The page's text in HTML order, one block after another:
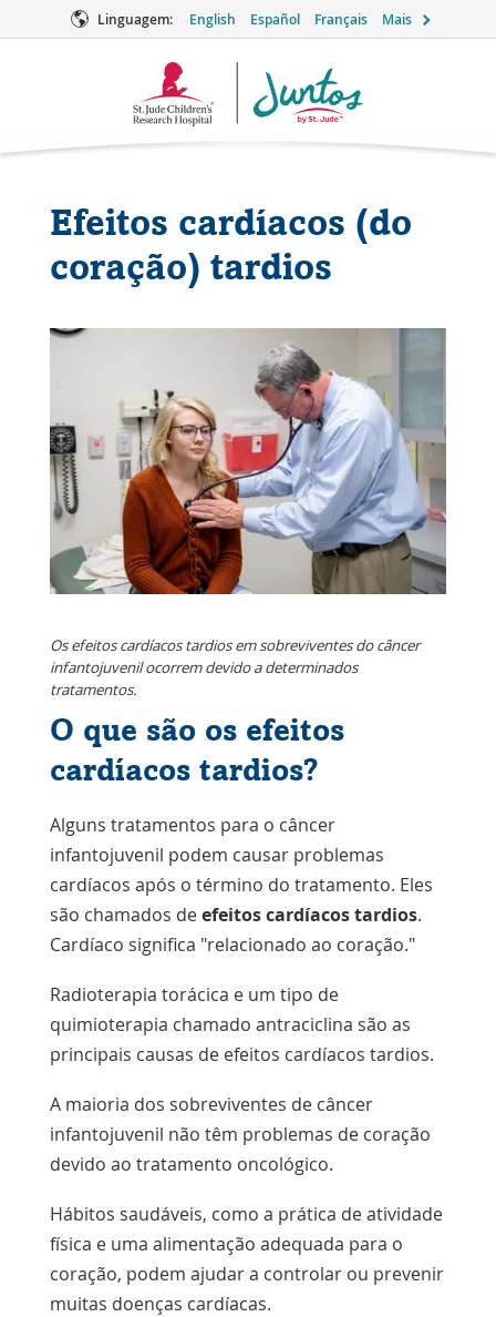
Linguagem: English Español Français Mais
Logotipo
Efeitos cardíacos (do
coração) tardios
Os efeitos cardíacos tardios em sobreviventes do câncer
infantojuvenil ocorrem devido a determinados
tratamentos.
O que são os efeitos
cardíacos tardios?
Alguns tratamentos para o câncer
infantojuvenil podem causar problemas
cardíacos após o término do tratamento. Eles
são chamados deefeitos cardíacos tardios.
Cardíaco significa "relacionado ao coração."
Radioterapia torácica e um tipo de
quimioterapia chamado antraciclina são as
principais causas de efeitos cardíacos tardios.
A maioria dos sobreviventes de câncer
infantojuvenil não têm problemas de coração
devido ao tratamento oncológico.
Hábitos saudáveis, como a prática de atividade
física e uma alimentação adequada para o
coração, podem ajudar a controlar ou prevenir
muitas doenças cardíacas.